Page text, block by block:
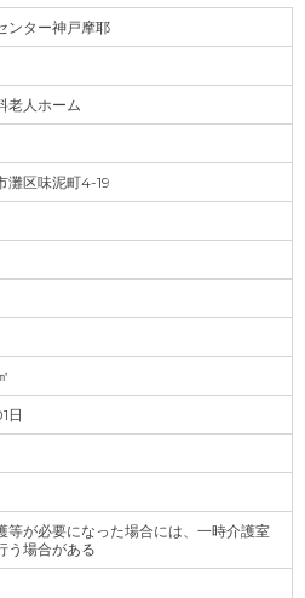
こちらの施設は頭金不要で、本
加えれば入居できたので本当に
ンター神戸摩耶
老人ホーム
灘区味泥町4-19
日
等が必要になった場合には、一時介護室
う場合がある